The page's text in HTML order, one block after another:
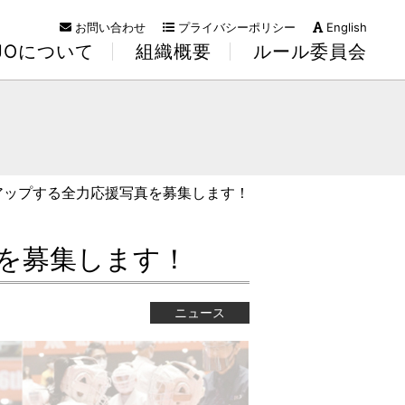
お問い合わせ プライバシーポリシー English
について 組織概要 ルール委員会
プする全力応援写真を募集します！
募集します！
ニュース